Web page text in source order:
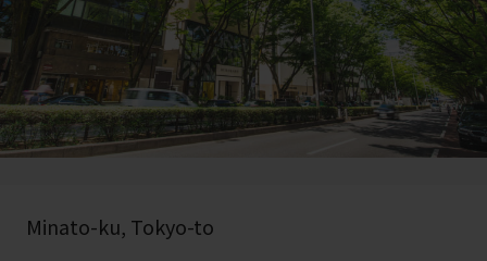
Minato-ku, Tokyo-to